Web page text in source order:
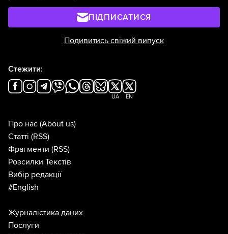
ПІДПИСАТИСЯ
Подивитись свіжий випуск
Стежити:
UA EN
Про нас (About us)
Статті (RSS)
Фрагменти (RSS)
Розсилки Текстів
Вибір редакції
#English
Журналістика даних
Послуги